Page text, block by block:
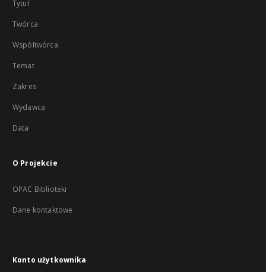
Tytuł
Twórca
Współtwórca
Temat
Zakres
Wydawca
Data
O Projekcie
OPAC Biblioteki
Dane kontaktowe
Konto użytkownika